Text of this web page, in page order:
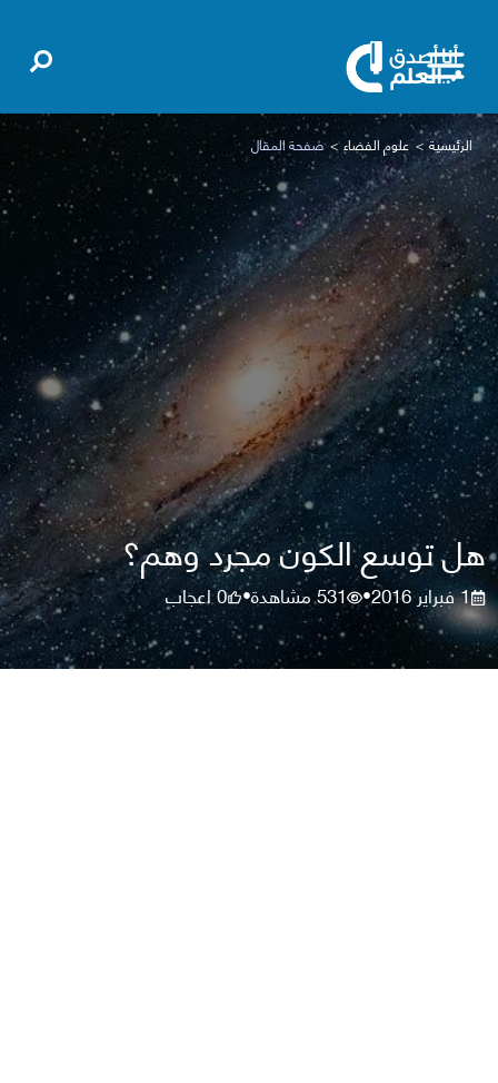
الرئيسية علوم الفضاء صفحة المقال
هل توسع الكون مجرد وهم؟
1 فبراير 2016 •
531مشاهدة•
0اعجاب